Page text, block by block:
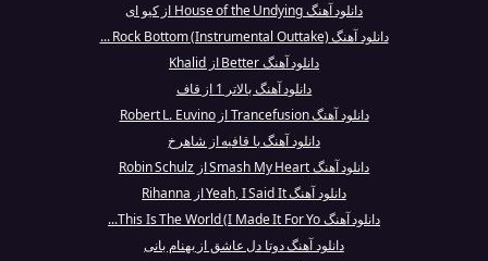
دانلود آهنگ House of the Undying از کیو ای
دانلود آهنگ Rock Bottom (Instrumental Outtake) ...
دانلود آهنگ Better از Khalid
دانلود آهنگ بالاتر 1 از قاف
دانلود آهنگ Trancefusion از Robert L. Euvino
دانلود آهنگ با قافیه از شاهرخ
دانلود آهنگ Smash My Heart از Robin Schulz
دانلود آهنگ Yeah, I Said It از Rihanna
دانلود آهنگ This Is The World (I Made It For Yo...
دانلود آهنگ دوتا دل عاشق از بهنام بانی